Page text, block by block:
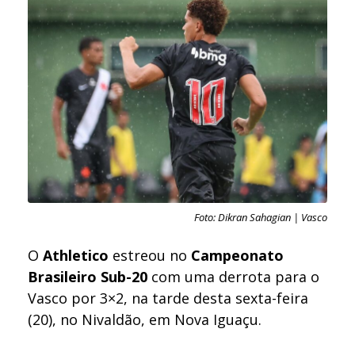
Foto: Dikran Sahagian | Vasco
OAthletico estreou no Campeonato
Brasileiro Sub-20 com uma derrota para o
Vasco por 3×2, na tarde desta sexta-feira
(20), no Nivaldão, em Nova Iguaçu.